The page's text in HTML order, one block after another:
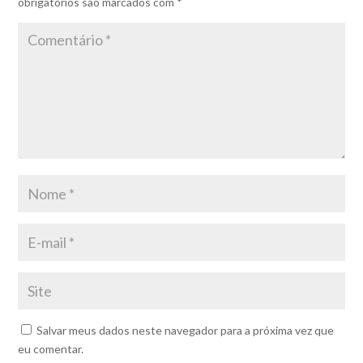
Salvar meus dados neste navegador para a próxima vez que
eu comentar.